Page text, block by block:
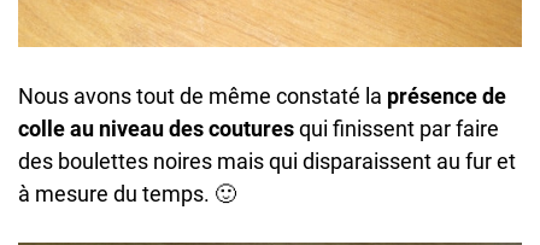
Nous avons tout de même constaté la présence de
colle au niveau des couturesqui finissent par faire
des boulettes noires mais qui disparaissent au fur et
à mesure du temps. 🙂